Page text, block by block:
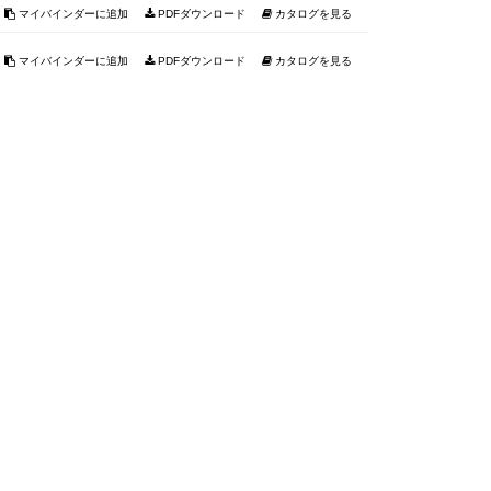
マイバインダーに追加 PDFダウンロード カタログを見る
マイバインダーに追加 PDFダウンロード カタログを見る